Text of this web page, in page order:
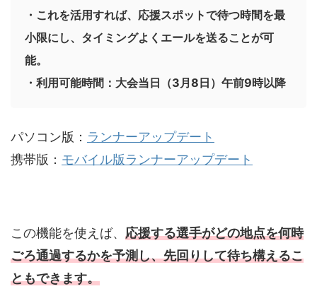
・これを活用すれば、応援スポットで待つ時間を最
小限にし、タイミングよくエールを送ることが可
能。
・利用可能時間：大会当日（3月8日）午前9時以降
パソコン版： ランナーアップデート
携帯版： モバイル版ランナーアップデート
この機能を使えば、 応援する選手がどの地点を何時
ごろ通過するかを予測し、先回りして待ち構えるこ
ともできます。